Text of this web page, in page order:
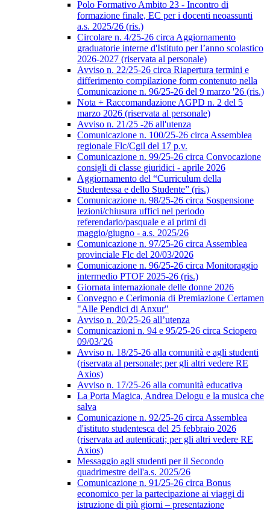
Polo Formativo Ambito 23 - Incontro di
formazione finale, EC per i docenti neoassunti
a.s. 2025/26 (ris.)
Circolare n. 4/25-26 circa Aggiornamento
graduatorie interne d'Istituto per l’anno scolastico
2026-2027 (riservata al personale)
Avviso n. 22/25-26 circa Riapertura termini e
differimento compilazione form contenuto nella
Comunicazione n. 96/25-26 del 9 marzo '26 (ris.)
Nota + Raccomandazione AGPD n. 2 del 5
marzo 2026 (riservata al personale)
Avviso n. 21/25 -26 all'utenza
Comunicazione n. 100/25-26 circa Assemblea
regionale Flc/Cgil del 17 p.v.
Comunicazione n. 99/25-26 circa Convocazione
consigli di classe giuridici - aprile 2026
Aggiornamento del “Curriculum della
Studentessa e dello Studente” (ris.)
Comunicazione n. 98/25-26 circa Sospensione
lezioni/chiusura uffici nel periodo
referendario/pasquale e ai primi di
maggio/giugno - a.s. 2025/26
Comunicazione n. 97/25-26 circa Assemblea
provinciale Flc del 20/03/2026
Comunicazione n. 96/25-26 circa Monitoraggio
intermedio PTOF 2025-26 (ris.)
Giornata internazionale delle donne 2026
Convegno e Cerimonia di Premiazione Certamen
"Alle Pendici di Anxur"
Avviso n. 20/25-26 all’utenza
Comunicazioni n. 94 e 95/25-26 circa Sciopero
09/03/'26
Avviso n. 18/25-26 alla comunità e agli studenti
(riservata al personale; per gli altri vedere RE
Axios)
Avviso n. 17/25-26 alla comunità educativa
La Porta Magica, Andrea Delogu e la musica che
salva
Comunicazione n. 92/25-26 circa Assemblea
d'istituto studentesca del 25 febbraio 2026
(riservata ad autenticati; per gli altri vedere RE
Axios)
Messaggio agli studenti per il Secondo
quadrimestre dell'a.s. 2025/26
Comunicazione n. 91/25-26 circa Bonus
economico per la partecipazione ai viaggi di
istruzione di più giorni – presentazione